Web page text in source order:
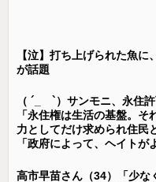
【泣】打ち上げられた魚
が話題
（ ´_ゝ`）サンモニ、永
「永住権は生活の基盤。
力としてだけ求められ住民
「政府によって、ヘイトが
高市早苗さん（34）「少な